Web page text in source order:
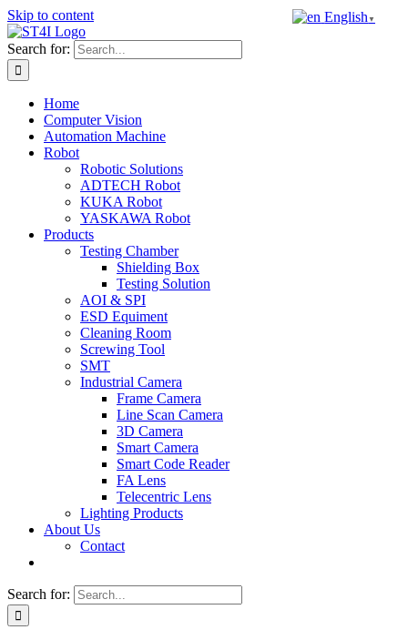
Skip to content
Search for:
Home
Computer Vision
Automation Machine
Robot
Robotic Solutions
ADTECH Robot
KUKA Robot
YASKAWA Robot
Products
Testing Chamber
Shielding Box
Testing Solution
AOI & SPI
ESD Equiment
Cleaning Room
Screwing Tool
SMT
Industrial Camera
Frame Camera
Line Scan Camera
3D Camera
Smart Camera
Smart Code Reader
FA Lens
Telecentric Lens
Lighting Products
About Us
Contact
Search for:
English ▼